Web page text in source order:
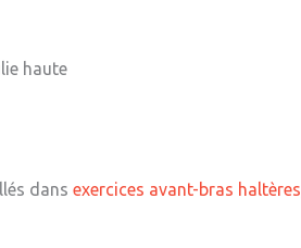
haute
dans exercices avant-bras haltères